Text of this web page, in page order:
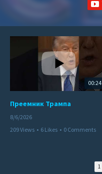
00:24
Преемник Трампа
8/6/2026
209 Views • 6 Likes • 0 Comments
1